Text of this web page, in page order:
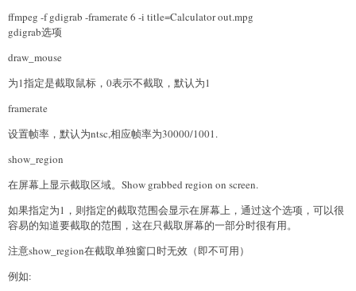
ffmpeg -f gdigrab -framerate 6 -i title=Calculator out.mpg
gdigrab选项
draw_mouse
为1指定是截取鼠标，0表示不截取，默认为1
framerate
设置帧率，默认为ntsc,相应帧率为30000/1001.
show_region
在屏幕上显示截取区域。Show grabbed region on screen.
如果指定为1，则指定的截取范围会显示在屏幕上，通过这个选项，可以很
容易的知道要截取的范围，这在只截取屏幕的一部分时很有用。
注意show_region在截取单独窗口时无效（即不可用）
例如: